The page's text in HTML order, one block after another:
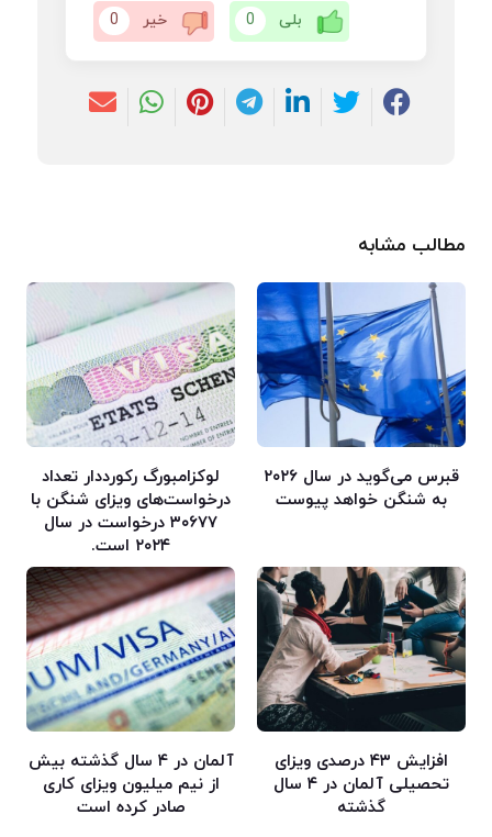
بلی 0 خیر 0
مطالب مشابه
قبرس می‌گوید در سال ۲۰۲۶
به شنگن خواهد پیوست
لوکزامبورگ رکورددار تعداد
درخواست‌های ویزای شنگن با
۳۰۶۷۷ درخواست در سال
۲۰۲۴ است.
افزایش ۴۳ درصدی ویزای
تحصیلی آلمان در ۴ سال
گذشته
آلمان در ۴ سال گذشته بیش
از نیم میلیون ویزای کاری
صادر کرده است